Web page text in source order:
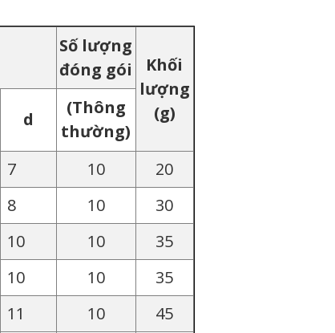
Số lượng
đóng gói
Khối
lượng
(g)
d
(Thông
thường)
7 10
20
8 10
30
10 10
35
10 10
35
11 10
45